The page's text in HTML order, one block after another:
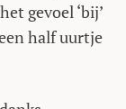
gevoel ‘bij’
half uurtje